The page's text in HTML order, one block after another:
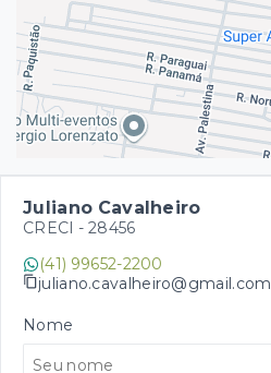
Juliano Cavalheiro
CRECI - 28456
(41) 99652-2200
juliano.cavalheiro@gmail.com
Nome